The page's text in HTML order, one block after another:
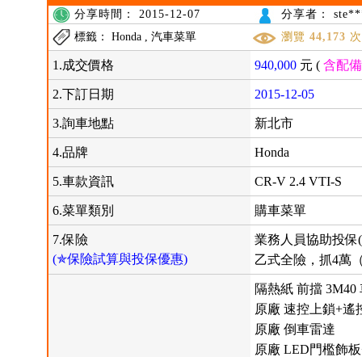
分享時間： 2015-12-07
分享者：
標籤： Honda , 汽車菜單
瀏覽 44,173 次
1.成交價格 940,000 元 (含配備
2.下訂日期 2015-12-05
3.詢車地點 新北市
4.品牌 Honda
5.車款資訊 CR-V 2.4 VTI-S
6.菜單類別 購車菜單
7.保險
(✯保險試算與投保優惠)
業務人員協助投保
乙式全險，抓4萬
隔熱紙 前擋 3M40
原廠 速控上鎖+遙
原廠 倒車雷達
原廠 LED門檻飾